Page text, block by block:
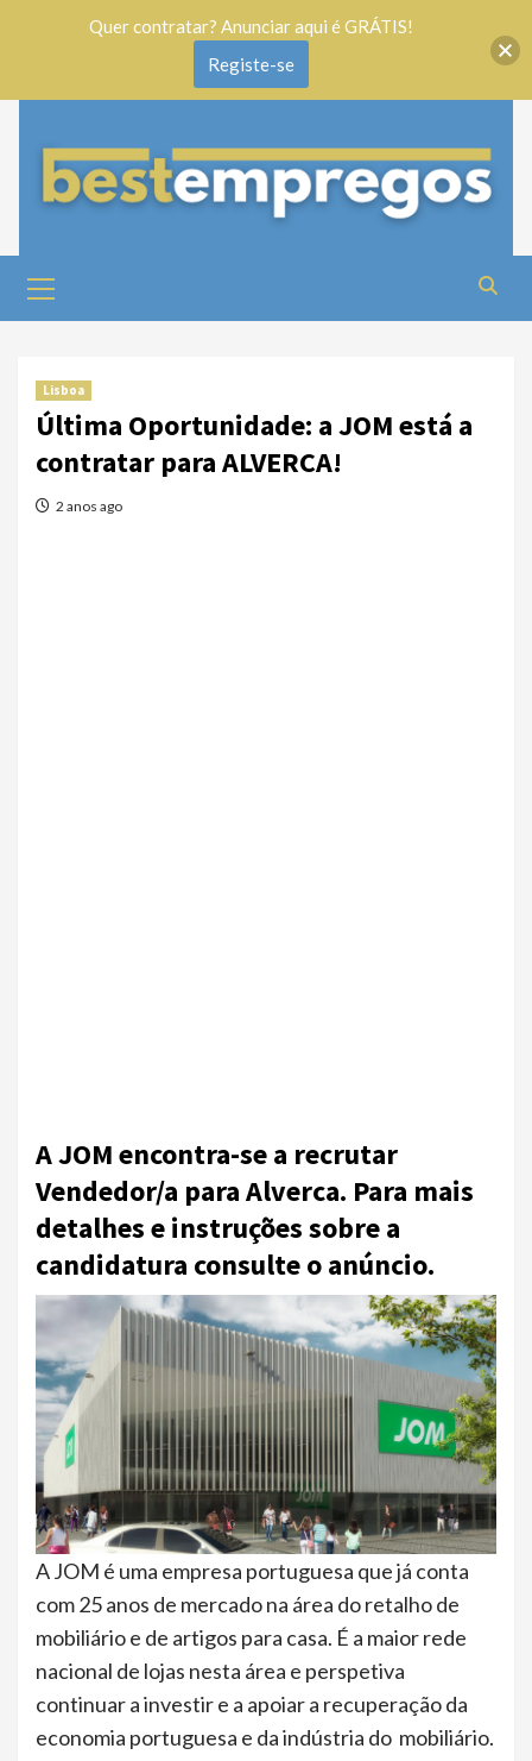
Lisboa
Última Oportunidade: a JOM está a
contratar para ALVERCA!
2 anos ago
A JOM encontra-se a recrutar
Vendedor/a para Alverca. Para mais
detalhes e instruções sobre a
candidatura consulte o anúncio.
A JOM é uma empresa portuguesa que já conta
com 25 anos de mercado na área do retalho de
mobiliário e de artigos para casa. É a maior rede
nacional de lojas nesta área e perspetiva
continuar a investir e a apoiar a recuperação da
economia portuguesa e da indústria do mobiliário.
Quer contratar? Anunciar aqui é GRÁTIS!
Registe-se